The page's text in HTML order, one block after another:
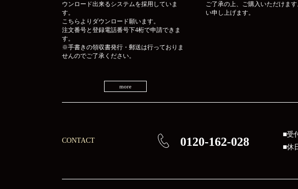
ウンロード出来るシステムを採用していま
す。
こちらよりダウンロード願います。
注文番号と登録電話番号下4桁で申請できま
す。
※手書きの領収書発行・郵送は行っておりま
せんのでご了承ください。
more
ご了承の上、ご購入いただけま
い申し上げます。
CONTACT 0120-162-028
■受
■休